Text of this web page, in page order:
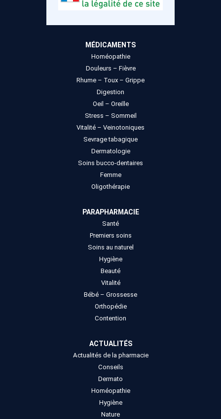
MÉDICAMENTS
Homéopathie
Douleurs – Fièvre
Rhume – Toux – Grippe
Digestion
Oeil – Oreille
Stress – Sommeil
Vitalité – Veinotoniques
Sevrage tabagique
Dermatologie
Soins bucco-dentaires
Femme
Oligothérapie
PARAPHARMACIE
Santé
Premiers soins
Soins au naturel
Hygiène
Beauté
Vitalité
Bébé – Grossesse
Orthopédie
Contention
ACTUALITÉS
Actualités de la pharmacie
Conseils
Dermato
Homéopathie
Hygiène
Nature